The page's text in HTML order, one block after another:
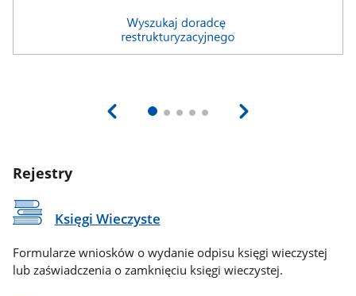
Rejestry
Księgi Wieczyste
Formularze wniosków o wydanie odpisu księgi wieczystej
lub zaświadczenia o zamknięciu księgi wieczystej.